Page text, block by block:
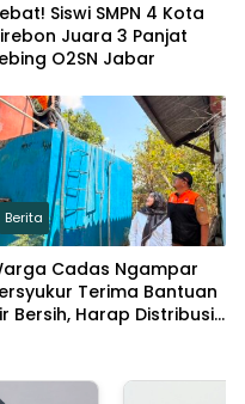
Siswi SMPN 4 Kota
Juara 3 Panjat
O2SN Jabar
Berita
Cadas Ngampar
Terima Bantuan
Bersih, Harap Distribusi